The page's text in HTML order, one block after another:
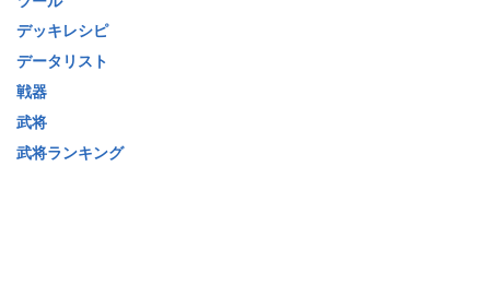
デッキレシピ
データリスト
戦器
武将
武将ランキング